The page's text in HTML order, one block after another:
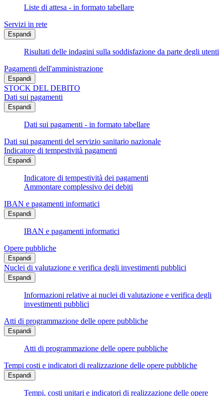
Liste di attesa - in formato tabellare
Servizi in rete
Espandi
Risultati delle indagini sulla soddisfazione da parte degli utenti
Pagamenti dell'amministrazione
Espandi
STOCK DEL DEBITO
Dati sui pagamenti
Espandi
Dati sui pagamenti - in formato tabellare
Dati sui pagamenti del servizio sanitario nazionale
Indicatore di tempestività pagamenti
Espandi
Indicatore di tempestività dei pagamenti
Ammontare complessivo dei debiti
IBAN e pagamenti informatici
Espandi
IBAN e pagamenti informatici
Opere pubbliche
Espandi
Nuclei di valutazione e verifica degli investimenti pubblici
Espandi
Informazioni relative ai nuclei di valutazione e verifica degli
investimenti pubblici
Atti di programmazione delle opere pubbliche
Espandi
Atti di programmazione delle opere pubbliche
Tempi costi e indicatori di realizzazione delle opere pubbliche
Espandi
Tempi, costi unitari e indicatori di realizzazione delle opere